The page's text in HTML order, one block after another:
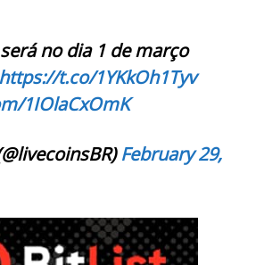
no dia 1 de março
https://t.co/1YKkOh1Tyv
1IOlaCxOmK
February 29,